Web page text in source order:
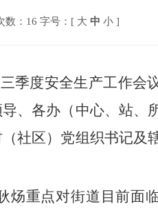
数：16 字号：[ 大 中 小 ]
季度安全生产工作会
、各办（中心、站、
社区）党组织书记及
炀重点对街道目前面